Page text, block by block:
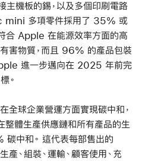
主機板的錫，以及多個印刷電路
mini 多項零件採用了 35% 或
合 Apple 在能源效率方面的高
害物質，而且 96% 的產品包裝
進一步邁向在 2025 年前完
。
全球企業營運方面實現碳中和，
體生產供應鏈和所有產品的生
中和。 這代表每部售出的
產、組裝、運輸、顧客使用、充